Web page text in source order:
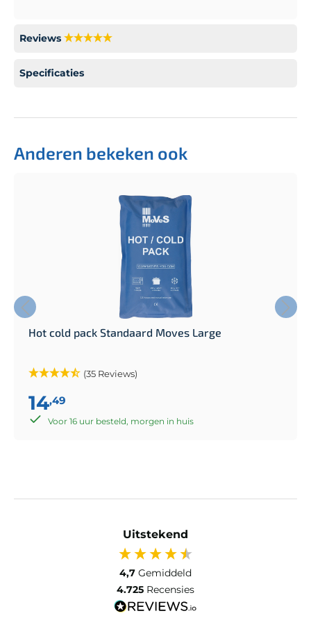
Reviews
Specificaties
Anderen bekeken ook
Hot cold pack Standaard Moves Large
(35 Reviews)
14,49
Voor 16 uur besteld, morgen in huis
Uitstekend
4,7 Gemiddeld
4.725 Recensies